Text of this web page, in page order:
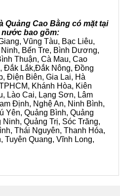
Quảng Cao Bằng có mặt tại
nước bao gồm:
Vũng Tàu, Bạc Liêu,
Bến Tre, Bình Dương,
Thuận, Cà Mau, Cao
Đắk Lắk,Đắk Nông, Đồng
Điện Biên, Gia Lai, Hà
Khánh Hòa, Kiên
Lào Cai, Lạng Sơn, Lâm
Định, Nghệ An, Ninh Bình,
Yên, Quảng Bình, Quảng
Quảng Trị, Sóc Trăng,
Thái Nguyên, Thanh Hóa,
Tuyên Quang, Vĩnh Long,